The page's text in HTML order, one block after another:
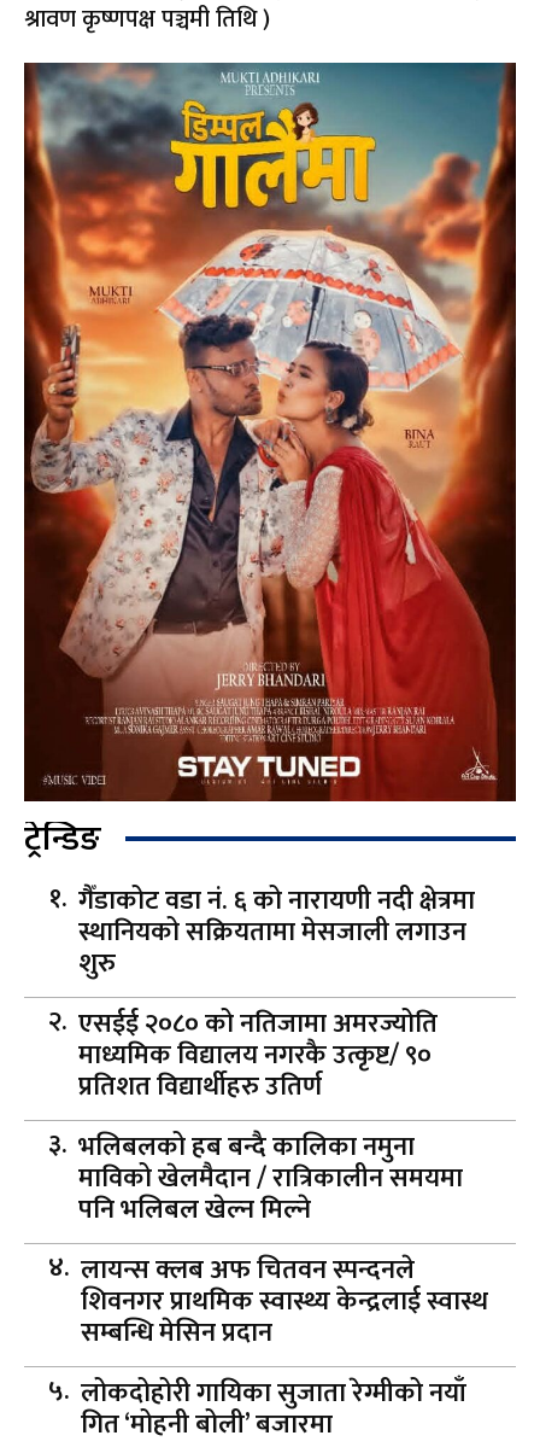
श्रावण कृष्णपक्ष पञ्चमी तिथि )
ट्रेन्डिङ
गैँडाकोट वडा नं. ६ को नारायणी नदी क्षेत्रमा
स्थानियको सक्रियतामा मेसजाली लगाउन
शुरु
एसईई २०८० को नतिजामा अमरज्योति
माध्यमिक विद्यालय नगरकै उत्कृष्ट/ ९०
प्रतिशत विद्यार्थीहरु उतिर्ण
भलिबलको हब बन्दै कालिका नमुना
माविको खेलमैदान / रात्रिकालीन समयमा
पनि भलिबल खेल्न मिल्ने
लायन्स क्लब अफ चितवन स्पन्दनले
शिवनगर प्राथमिक स्वास्थ्य केन्द्रलाई स्वास्थ
सम्बन्धि मेसिन प्रदान
लोकदोहोरी गायिका सुजाता रेग्मीको नयाँ
गित ‘मोहनी बोली’ बजारमा